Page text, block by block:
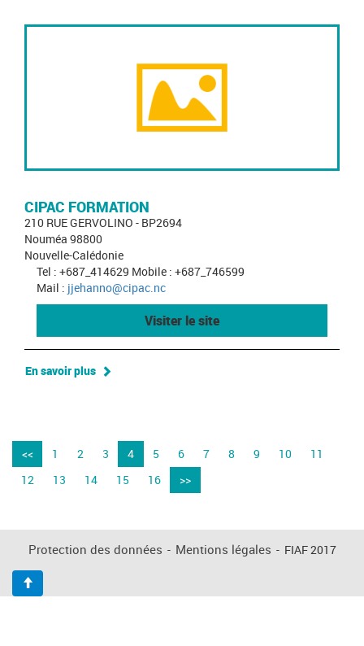
CIPAC FORMATION
210 RUE GERVOLINO - BP2694
Nouméa 98800
Nouvelle-Calédonie
Tel : +687_414629 Mobile : +687_746599
Mail : jjehanno@cipac.nc
Visiter le site
En savoir plus
<< 1 2 3 4 5 6 7 8 9 10
11
12
13 14 15 16 >>
Protection des données - Mentions légales - FIAF 2017